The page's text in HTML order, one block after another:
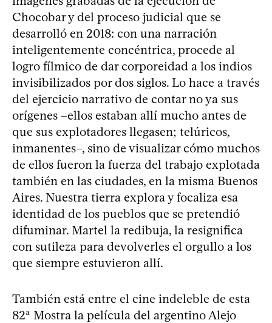
Chocobar y del proceso judicial que se
desarrolló en 2018: con una narración
inteligentemente concéntrica, procede al
logro fílmico de dar corporeidad a los indios
invisibilizados por dos siglos. Lo hace a través
del ejercicio narrativo de contar no ya sus
orígenes –ellos estaban allí mucho antes de
que sus explotadores llegasen; telúricos,
inmanentes–, sino de visualizar cómo muchos
de ellos fueron la fuerza del trabajo explotada
también en las ciudades, en la misma Buenos
Aires. Nuestra tierra explora y focaliza esa
identidad de los pueblos que se pretendió
difuminar. Martel la redibuja, la resignifica
con sutileza para devolverles el orgullo a los
que siempre estuvieron allí.
También está entre el cine indeleble de esta
82ª Mostra la película del argentino Alejo